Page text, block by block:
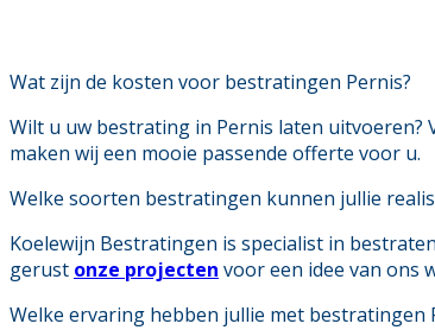
Wat zijn de kosten voor bestratingen Pernis?
Wilt u uw bestrating in Pernis laten uitvoeren?
maken wij een mooie passende offerte voor u.
Welke soorten bestratingen kunnen jullie
Koelewijn Bestratingen is specialist in
gerust onze projecten voor een idee van ons
Welke ervaring hebben jullie met bestratingen